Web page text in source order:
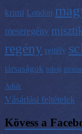
krimi London
meseregény
regény rejtély
társaságok tolvaj
Adult
Vásárlási feltételek
Kövess a